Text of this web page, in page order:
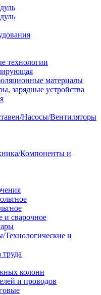
технологии
материалы
зарядные устройства
Насосы/Вентиляторы
Компоненты и
и сварочное
и
колонн
и проводов